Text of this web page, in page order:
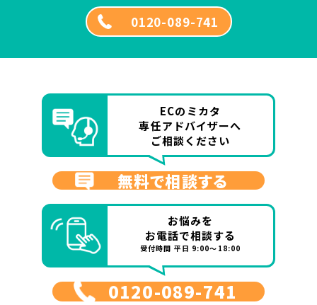
0120-089-741
ECのミカタ
専任アドバイザーへ
ご相談ください
無料で相談する
お悩みを
お電話で相談する
受付時間 平日 9:00～18:00
0120-089-741